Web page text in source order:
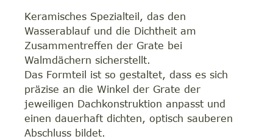
Keramisches Spezialteil, das den
Wasserablauf und die Dichtheit am
Zusammentreffen der Grate bei
Walmdächern sicherstellt.
Das Formteil ist so gestaltet, dass es sich
präzise an die Winkel der Grate der
jeweiligen Dachkonstruktion anpasst und
einen dauerhaft dichten, optisch sauberen
Abschluss bildet.